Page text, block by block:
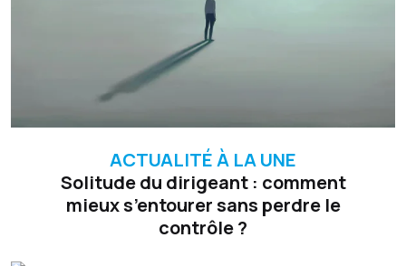
ACTUALITÉ À LA UNE
Solitude du dirigeant : comment
mieux s’entourer sans perdre le
contrôle ?